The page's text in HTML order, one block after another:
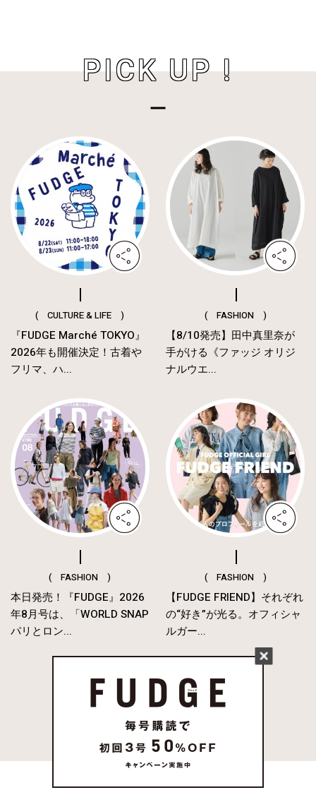
PICK UP !
( CULTURE & LIFE )
『FUDGE Marché TOKYO』
2026年も開催決定！古着や
フリマ、ハ...
( FASHION )
【8/10発売】田中真里奈が
手がける《ファッジ オリジ
ナルウエ...
( FASHION )
本日発売！『FUDGE』2026
年8月号は、「WORLD SNAP
パリとロン...
( FASHION )
【FUDGE FRIEND】それぞれ
の“好き”が光る。オフィシャ
ルガー...
MORE